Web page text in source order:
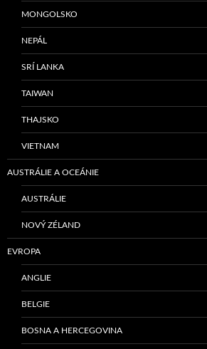
MONGOLSKO
NEPÁL
SRÍ LANKA
TAIWAN
THAJSKO
VIETNAM
AUSTRÁLIE A OCEÁNIE
AUSTRÁLIE
NOVÝ ZÉLAND
EVROPA
ANGLIE
BELGIE
BOSNA A HERCEGOVINA